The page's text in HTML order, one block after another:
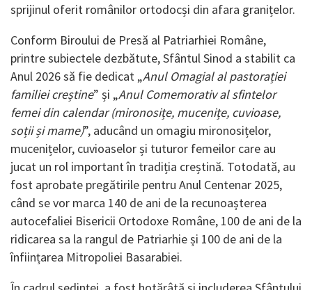
sprijinul oferit românilor ortodocși din afara granițelor.
Conform Biroului de Presă al Patriarhiei Române,
printre subiectele dezbătute, Sfântul Sinod a stabilit ca
Anul 2026 să fie dedicat „Anul Omagial al pastorației
familiei creștine” și „Anul Comemorativ al sfintelor
femei din calendar (mironosițe, mucenițe, cuvioase,
soții și mame)”, aducând un omagiu mironosițelor,
mucenițelor, cuvioaselor și tuturor femeilor care au
jucat un rol important în tradiția creștină. Totodată, au
fost aprobate pregătirile pentru Anul Centenar 2025,
când se vor marca 140 de ani de la recunoașterea
autocefaliei Bisericii Ortodoxe Române, 100 de ani de la
ridicarea sa la rangul de Patriarhie și 100 de ani de la
înființarea Mitropoliei Basarabiei.